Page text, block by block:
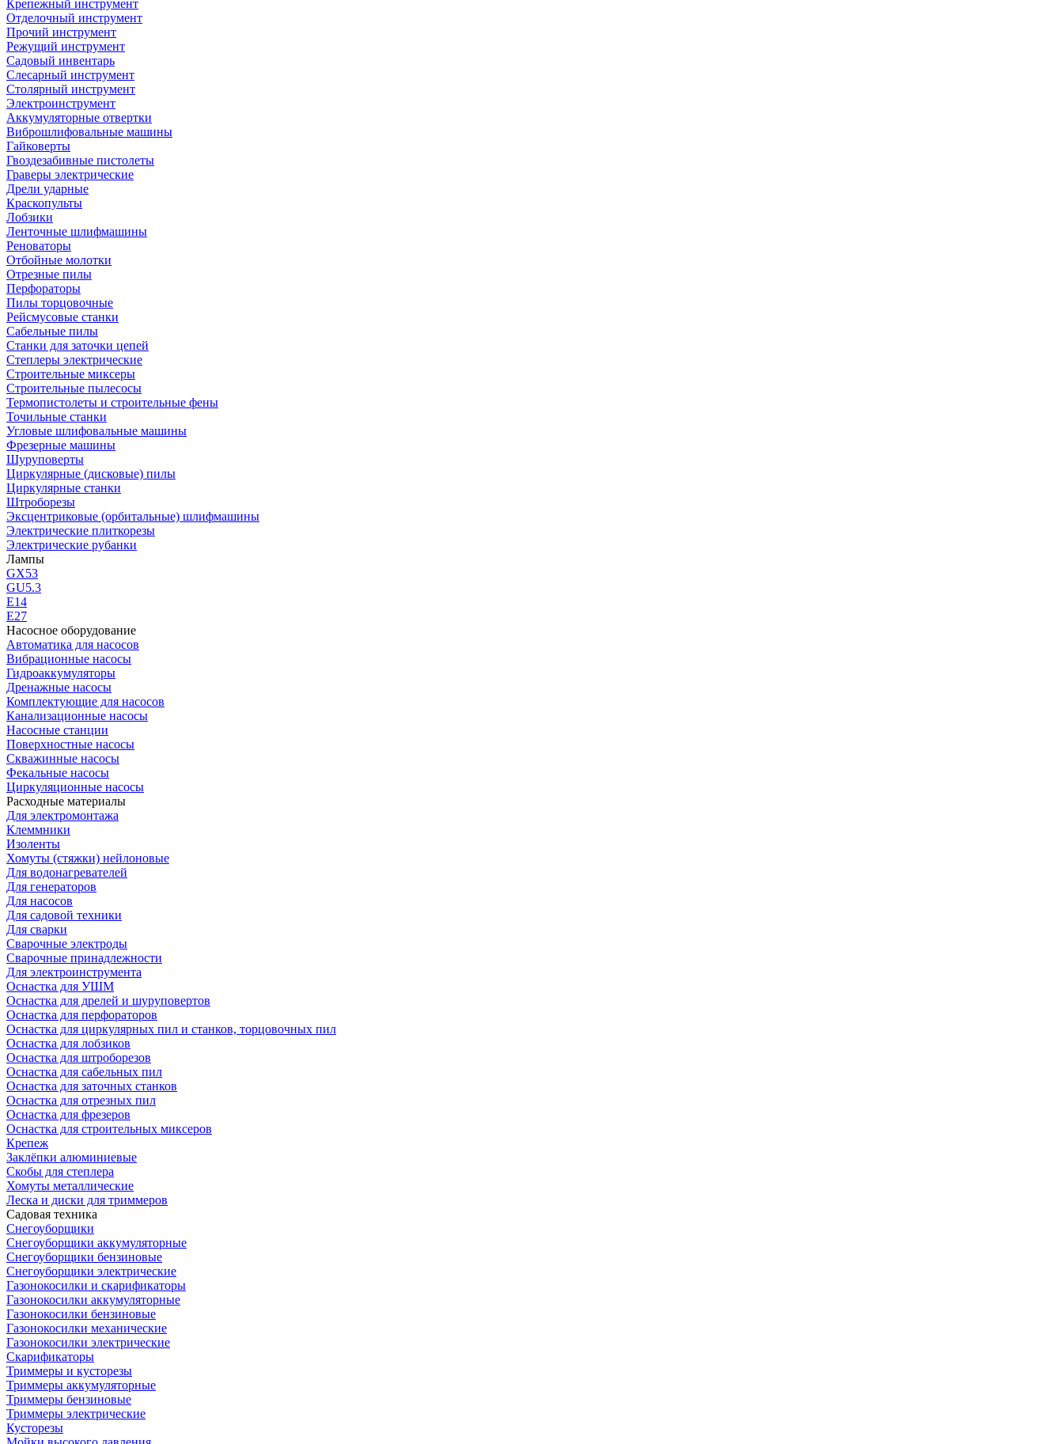
Крепежный инструмент
Отделочный инструмент
Прочий инструмент
Режущий инструмент
Садовый инвентарь
Слесарный инструмент
Столярный инструмент
Электроинструмент
Аккумуляторные отвертки
Виброшлифовальные машины
Гайковерты
Гвоздезабивные пистолеты
Граверы электрические
Дрели ударные
Краскопульты
Лобзики
Ленточные шлифмашины
Реноваторы
Отбойные молотки
Отрезные пилы
Перфораторы
Пилы торцовочные
Рейсмусовые станки
Сабельные пилы
Станки для заточки цепей
Степлеры электрические
Строительные миксеры
Строительные пылесосы
Термопистолеты и строительные фены
Точильные станки
Угловые шлифовальные машины
Фрезерные машины
Шуруповерты
Циркулярные (дисковые) пилы
Циркулярные станки
Штроборезы
Эксцентриковые (орбитальные) шлифмашины
Электрические плиткорезы
Электрические рубанки
Лампы
GX53
GU5.3
Е14
Е27
Насосное оборудование
Автоматика для насосов
Вибрационные насосы
Гидроаккумуляторы
Дренажные насосы
Комплектующие для насосов
Канализационные насосы
Насосные станции
Поверхностные насосы
Скважинные насосы
Фекальные насосы
Циркуляционные насосы
Расходные материалы
Для электромонтажа
Клеммники
Изоленты
Хомуты (стяжки) нейлоновые
Для водонагревателей
Для генераторов
Для насосов
Для садовой техники
Для сварки
Сварочные электроды
Сварочные принадлежности
Для электроинструмента
Оснастка для УШМ
Оснастка для дрелей и шуруповертов
Оснастка для перфораторов
Оснастка для циркулярных пил и станков, торцовочных пил
Оснастка для лобзиков
Оснастка для штроборезов
Оснастка для сабельных пил
Оснастка для заточных станков
Оснастка для отрезных пил
Оснастка для фрезеров
Оснастка для строительных миксеров
Крепеж
Заклёпки алюминиевые
Скобы для степлера
Хомуты металлические
Леска и диски для триммеров
Садовая техника
Снегоуборщики
Снегоуборщики аккумуляторные
Снегоуборщики бензиновые
Снегоуборщики электрические
Газонокосилки и скарификаторы
Газонокосилки аккумуляторные
Газонокосилки бензиновые
Газонокосилки механические
Газонокосилки электрические
Скарификаторы
Триммеры и кусторезы
Триммеры аккумуляторные
Триммеры бензиновые
Триммеры электрические
Кусторезы